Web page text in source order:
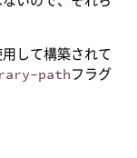
して構築されて
pathフラグ